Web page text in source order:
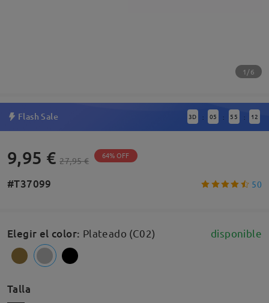
1/6
Flash Sale 3D : 05 : 55 : 11
9,95 € 27,95 € 64% OFF
#T37099 50
Elegir el color: Plateado (C02) disponible
Talla